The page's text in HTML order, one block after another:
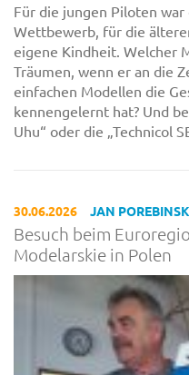
Für die jungen Piloten
Wettbewerb, für die
eigene Kindheit. Welcher
Träumen, wenn er an die
einfachen Modellen die
kennengelernt hat? Und
Uhu“ oder die „Technicol
30.06.2026 JAN
Besuch beim
Modelarskie in Polen